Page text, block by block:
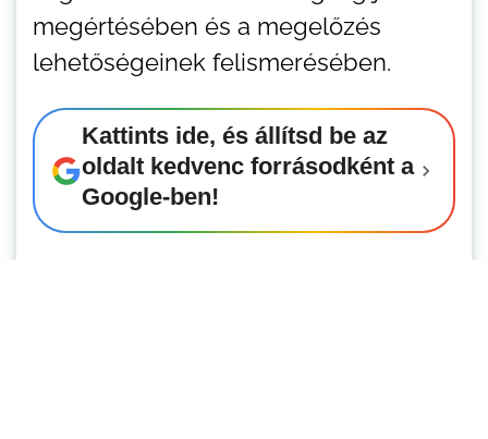
megértésében és a megelőzés
lehetőségeinek felismerésében.
Kattints ide, és állítsd be az
oldalt kedvenc forrásodként a
Google-ben!